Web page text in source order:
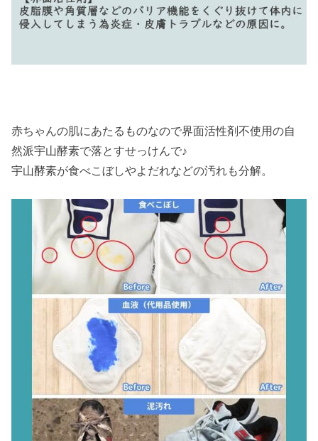
赤ちゃんの肌にあたるものなので界面活性剤不使用の自
然派宇山酵素で落とすせっけんで♪
宇山酵素が食べこぼしやよだれなどの汚れも分解。